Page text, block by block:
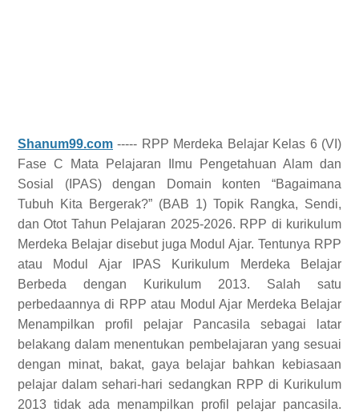
Shanum99.com ----- RPP Merdeka Belajar Kelas 6 (VI)
Fase C Mata Pelajaran Ilmu Pengetahuan Alam dan
Sosial (IPAS) dengan Domain konten “Bagaimana
Tubuh Kita Bergerak?” (BAB 1) Topik Rangka, Sendi,
dan Otot Tahun Pelajaran 2025-2026. RPP di kurikulum
Merdeka Belajar disebut juga Modul Ajar. Tentunya RPP
atau Modul Ajar IPAS Kurikulum Merdeka Belajar
Berbeda dengan Kurikulum 2013. Salah satu
perbedaannya di RPP atau Modul Ajar Merdeka Belajar
Menampilkan profil pelajar Pancasila sebagai latar
belakang dalam menentukan pembelajaran yang sesuai
dengan minat, bakat, gaya belajar bahkan kebiasaan
pelajar dalam sehari-hari sedangkan RPP di Kurikulum
2013 tidak ada menampilkan profil pelajar pancasila.